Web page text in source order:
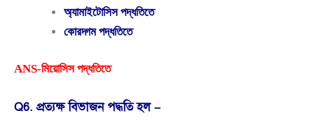
অ্যামাইটোসিস পদ্ধতিতে
কোরদ্গম পদ্ধতিতে
ANS-মিয়োসিস পদ্ধতিতে
Q6. প্রত্যক্ষ বিভাজন পদ্ধতি হল –